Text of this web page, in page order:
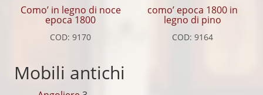
Como’ in legno di noce
epoca 1800
COD: 9170
como’ epoca 1800 in
legno di pino
COD: 9164
Mobili antichi